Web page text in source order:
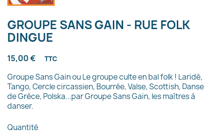
GROUPE SANS GAIN - RUE FOLK
DINGUE
15,00 € TTC
Groupe Sans Gain ou Le groupe culte en bal folk ! Laridé,
Tango, Cercle circassien, Bourrée, Valse, Scottish, Danse
de Grèce, Polska...par Groupe Sans Gain, les maîtres à
danser.
Quantité